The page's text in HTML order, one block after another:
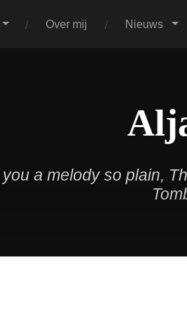
Over mij Nieuws
a melody so plain,